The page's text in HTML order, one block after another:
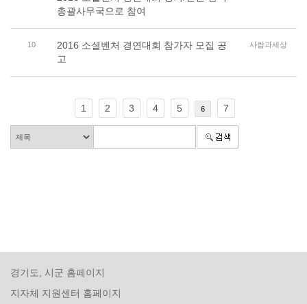
총괄사무국으로 참여
10
2016 소셜벤처 경연대회 참가자 모집 공
고
사람과세상
1 2 3 4 5 6 7
경기도, 시군 홈페이지
지자체 지원센터 홈페이지